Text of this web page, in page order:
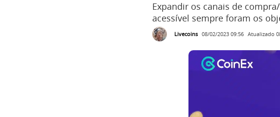
Expandir os canais de
acessível sempre foram os
Livecoins 08/02/2023 09:56 Atualizado